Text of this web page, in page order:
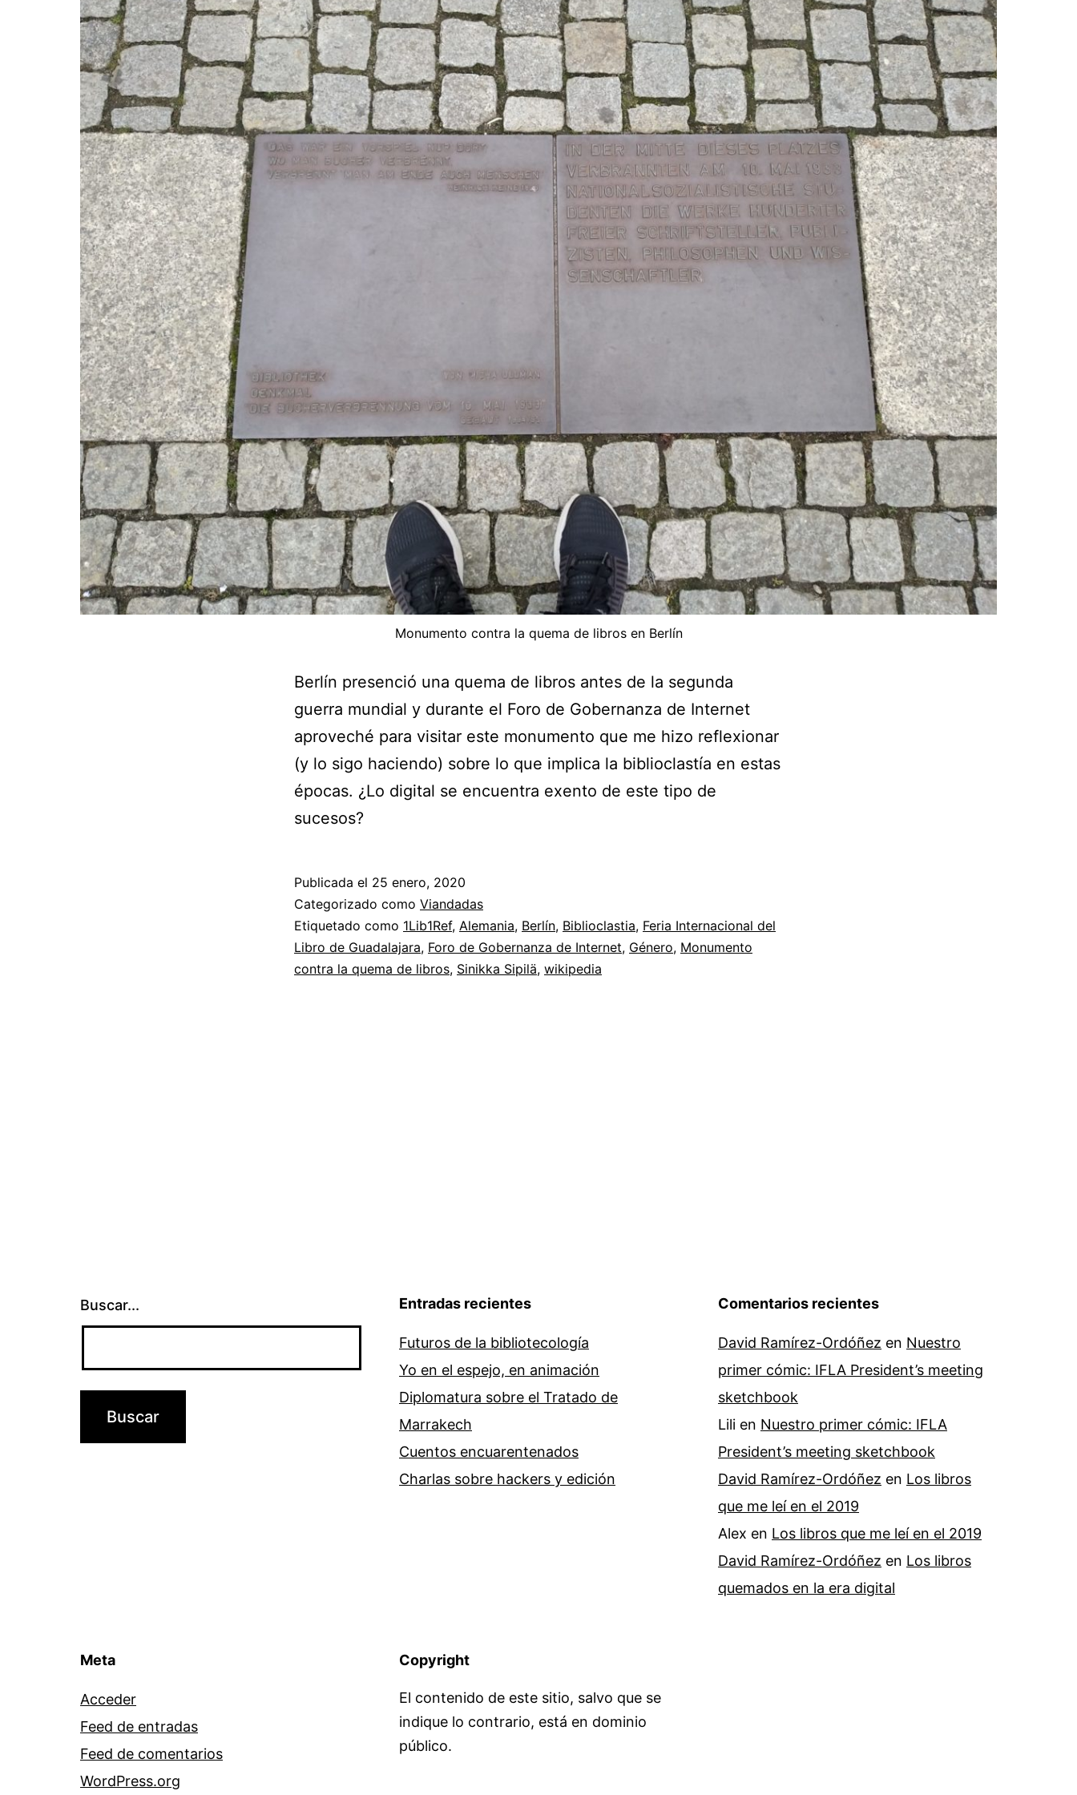
Monumento contra la quema de libros en Berlín
Berlín presenció una quema de libros antes de la segunda
guerra mundial y durante el Foro de Gobernanza de Internet
aproveché para visitar este monumento que me hizo reflexionar
(y lo sigo haciendo) sobre lo que implica la biblioclastía en estas
épocas. ¿Lo digital se encuentra exento de este tipo de
sucesos?
Publicada el 25 enero, 2020
Categorizado como Viandadas
Etiquetado como 1Lib1Ref, Alemania, Berlín, Biblioclastia, Feria Internacional del
Libro de Guadalajara, Foro de Gobernanza de Internet, Género, Monumento
contra la quema de libros, Sinikka Sipilä, wikipedia
Buscar... Entradas recientes
Futuros de la bibliotecología
Yo en el espejo, en animación
Diplomatura sobre el Tratado de
Marrakech
Cuentos encuarentenados
Charlas sobre hackers y edición
Comentarios recientes
David Ramírez-Ordóñez en Nuestro
primer cómic: IFLA President’s meeting
sketchbook
Lili en Nuestro primer cómic: IFLA
President’s meeting sketchbook
David Ramírez-Ordóñez en Los libros
que me leí en el 2019
Alex en Los libros que me leí en el 2019
David Ramírez-Ordóñez en Los libros
quemados en la era digital
Meta
Acceder
Feed de entradas
Feed de comentarios
WordPress.org
Copyright
El contenido de este sitio, salvo que se
indique lo contrario, está en dominio
público.